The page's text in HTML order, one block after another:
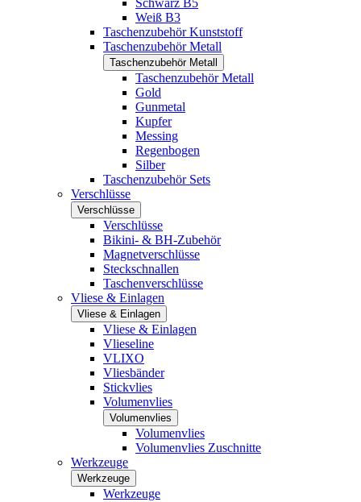
Schwarz B5
Weiß B3
Taschenzubehör Kunststoff
Taschenzubehör Metall
Taschenzubehör Metall
Taschenzubehör Metall
Gold
Gunmetal
Kupfer
Messing
Regenbogen
Silber
Taschenzubehör Sets
Verschlüsse
Verschlüsse
Verschlüsse
Bikini- & BH-Zubehör
Magnetverschlüsse
Steckschnallen
Taschenverschlüsse
Vliese & Einlagen
Vliese & Einlagen
Vliese & Einlagen
Vlieseline
VLIXO
Vliesbänder
Stickvlies
Volumenvlies
Volumenvlies
Volumenvlies
Volumenvlies Zuschnitte
Werkzeuge
Werkzeuge
Werkzeuge